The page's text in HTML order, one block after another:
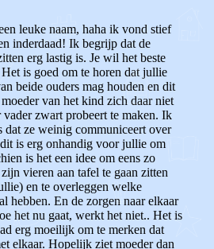
leuke naam, haha ik vond stief
inderdaad! Ik begrijp dat de
erg lastig is. Je wil het beste
is goed om te horen dat jullie
beide ouders mag houden en dit
van het kind zich daar niet
vader zwart probeert te maken. Ik
dat ze weinig communiceert over
is erg onhandig voor jullie om
is het een idee om eens zo
vieren aan tafel te gaan zitten
en te overleggen welke
hebben. En de zorgen naar elkaar
het nu gaat, werkt het niet.. Het is
erg moeilijk om te merken dat
elkaar. Hopelijk ziet moeder dan